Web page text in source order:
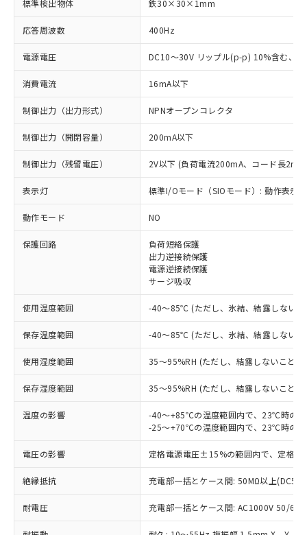
標準検出物体 鉄30×30×1mm
応答周波数 400Hz
電源電圧 DC10～30V リップル(p-p) 10%含む、
消費電流 16mA以下
制御出力（出力形式） NPNオープンコレクタ
制御出力（開閉容量） 200mA以下
制御出力（残留電圧） 2V以下 (負荷電流200mA、コード長2m
表示灯 標準I/Oモード（SIOモード）: 動作表示
動作モード NO
保護回路
負荷短絡保護
出力逆接続保護
電源逆接続保護
サージ吸収
使用温度範囲 -40～85℃ (ただし、氷結、結露しないこ
保存温度範囲 -40～85℃ (ただし、氷結、結露しないこ
使用湿度範囲 35～95%RH (ただし、結露しないこと)
保存湿度範囲 35～95%RH (ただし、結露しないこと)
温度の影響
-40～+85℃の温度範囲内で、23℃時の
-25～+70℃の温度範囲内で、23℃時の
電圧の影響 定格電源電圧±15%の範囲内で、定格
絶縁抵抗 充電部一括とケース間: 50MΩ以上
耐電圧 充電部一括とケース間: AC1000V 50/
以下の条件をお読みいただき、同意のうえ
本サービスは、当社制御機器事業取扱
商品の当社在庫状況および標準価格
(税抜)を提供させていただくもので
当社制御機器事業取扱商品の中には、
本サービスの対象外となる商品もある
ことをご了承ください。
在庫状況および標準価格照会結果は、
記載している更新日時点での社内デー
タに基づき作成されるものであり、閲
対応済み：EU RoHS指令（10物質）の
非含有に対応した製品が提供可能な商品で
対応予定：EU RoHS指令（10物質）の非含
有に対応した製品に切り替える予定のある
商品です。
対応予定なし：EU RoHS指令（10物質）の
非含有に非対応の商品で、対応品を出す予
調査・確認中：EU RoHS指令（10物質）の
非含有の対応状況を調査中または確認中の
商品です。
非該当品：ライセンス料など無形物で、有
害物質有無と関係のない商品です。
仕入先様の事情により、非含有部品として
いたものが、含有品と判明した場合などや
むを得ず変更することがあります。
*EU RoHS指令（10物質）：
※1 中国RoHS○×表
「○」：最大均質材料含有率が中国RoHSの
基準値以下であることを示します。
基準値を超えていることを示します。
「－」：未確認です。当社販売部門へお問
当社は、これら貴社製品のうち、外国
為替および外国貿易法に定める商品
（以下｢規制貨物等」という）を輸出
または国外への提供する場合は、日本